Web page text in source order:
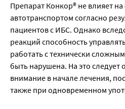
Препарат Конкор® не влияет
автотранспортом согласно
пациентов с ИБС. Однако
реакций способность
работать с технически
быть нарушена. На это следует
внимание в начале лечения,
также при одновременном